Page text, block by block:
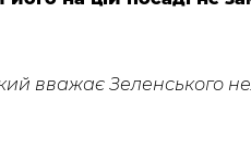
вважає Зеленського